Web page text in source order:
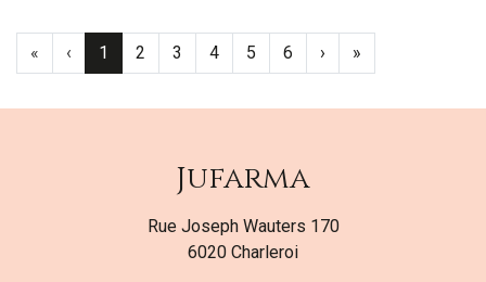
« ‹ 1 2 3 4 5 6 › »
Jufarma
Rue Joseph Wauters 170
6020 Charleroi